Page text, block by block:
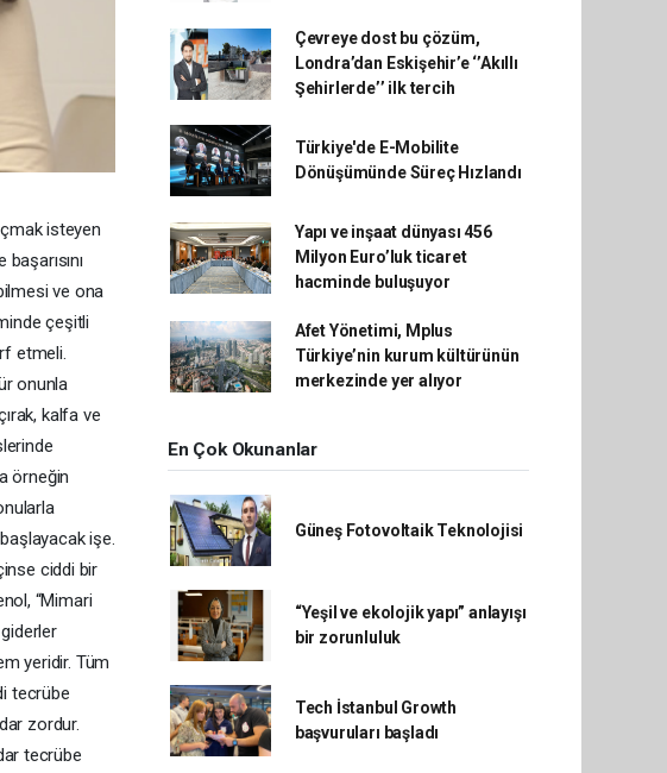
isteyen
ve ona
çeşitli
etmeli.
onunla
kalfa ve
örneğin
işe.
ciddi bir
“Mimari
yeridir. Tüm
tecrübe
zordur.
tecrübe
Çevreye dost bu çözüm,
Londra’dan Eskişehir’e ‘’Akıllı
Şehirlerde’’ ilk tercih
Türkiye'de E-Mobilite
Dönüşümünde Süreç Hızlandı
Yapı ve inşaat dünyası 456
Milyon Euro’luk ticaret
hacminde buluşuyor
Afet Yönetimi, Mplus
Türkiye’nin kurum kültürünün
merkezinde yer alıyor
En Çok Okunanlar
Güneş Fotovoltaik Teknolojisi
“Yeşil ve ekolojik yapı” anlayışı
bir zorunluluk
Tech İstanbul Growth
başvuruları başladı